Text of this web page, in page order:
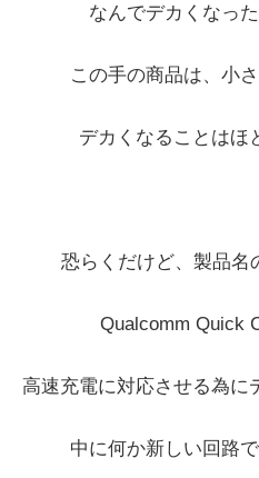
なんでデカくなっ
この手の商品は、小
デカくなることはほ
恐らくだけど、製品名
Qualcomm Quick
高速充電に対応させる為に
中に何か新しい回路